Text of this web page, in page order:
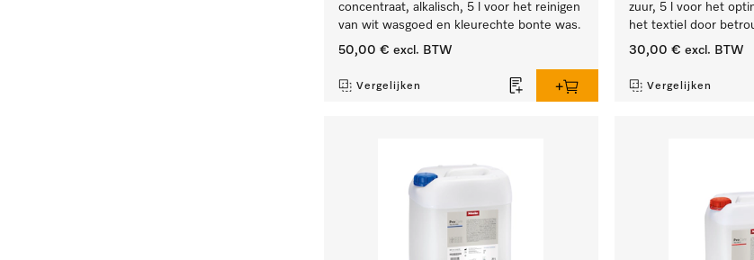
concentraat, alkalisch, 5 l voor het reinigen
van wit wasgoed en kleurechte bonte was.
50,00 € excl. BTW
Vergelijken
zuur, 5 l voor het
het textiel door
30,00 € excl. BTW
Vergelijken